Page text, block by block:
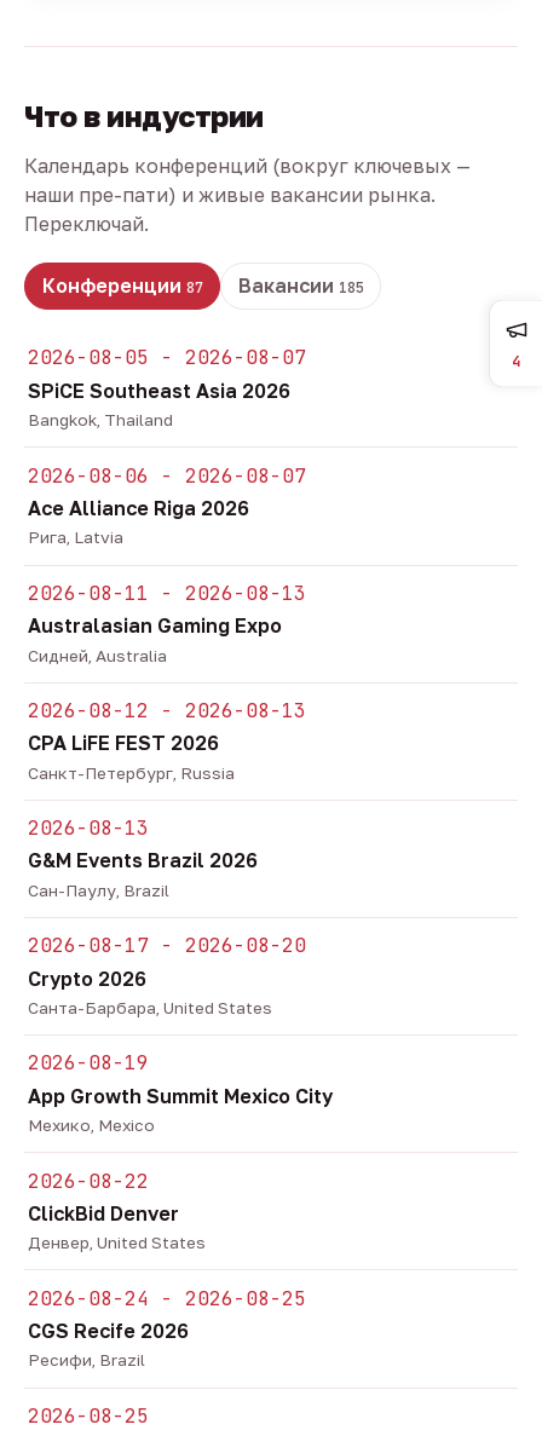
Что в индустрии
Календарь конференций (вокруг ключевых —
наши пре-пати) и живые вакансии рынка.
Переключай.
Конференции 87 Вакансии 185
2026-08-05 - 2026-08-07
SPiCE Southeast Asia 2026
Bangkok, Thailand
2026-08-06 - 2026-08-07
Ace Alliance Riga 2026
Рига, Latvia
2026-08-11 - 2026-08-13
Australasian Gaming Expo
Сидней, Australia
2026-08-12 - 2026-08-13
CPA LiFE FEST 2026
Санкт-Петербург, Russia
2026-08-13
G&M Events Brazil 2026
Сан-Паулу, Brazil
2026-08-17 - 2026-08-20
Crypto 2026
Санта-Барбара, United States
2026-08-19
App Growth Summit Mexico City
Мехико, Mexico
2026-08-22
ClickBid Denver
Денвер, United States
2026-08-24 - 2026-08-25
CGS Recife 2026
Ресифи, Brazil
2026-08-25
4